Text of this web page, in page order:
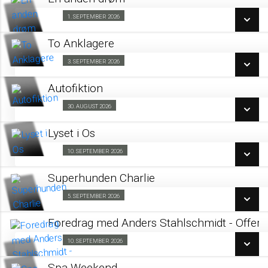
SE ALLE DAGE
LÆS MERE
1. SEPTEMBER 2026Fra 01.09.2026
SE ALLE DAGE
To Anklagere
3. SEPTEMBER 2026Kino & Kage 03/09
SE ALLE DAGE
Autofiktion
30. AUGUST 2026Forpremiere 30/08
SE ALLE DAGE
LÆS MERE
Lyset i Os
10. SEPTEMBER 2026Kino & Kage 10/09
SE ALLE DAGE
LÆS MERE
Superhunden Charlie
5. SEPTEMBER 2026Forpremiere 05/09
SE ALLE DAGE
LÆS MERE
Foredrag med Anders Stahlschmidt -
10. SEPTEMBER 2026Fra 10.09.2026